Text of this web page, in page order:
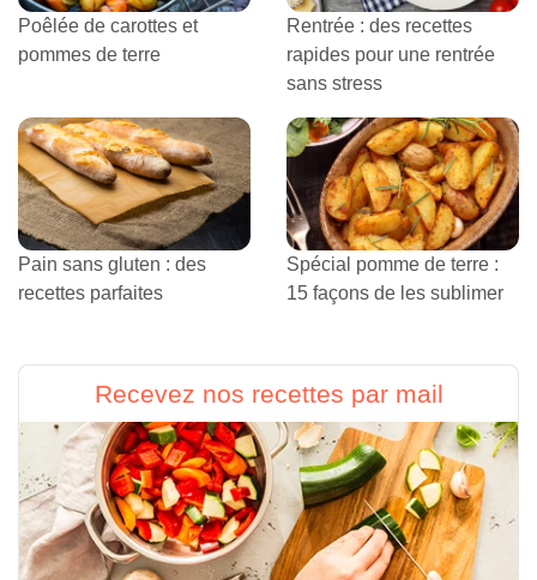
Poêlée de carottes et
pommes de terre
Rentrée : des recettes
rapides pour une rentrée
sans stress
Pain sans gluten : des
recettes parfaites
Spécial pomme de terre :
15 façons de les sublimer
Recevez nos recettes par mail